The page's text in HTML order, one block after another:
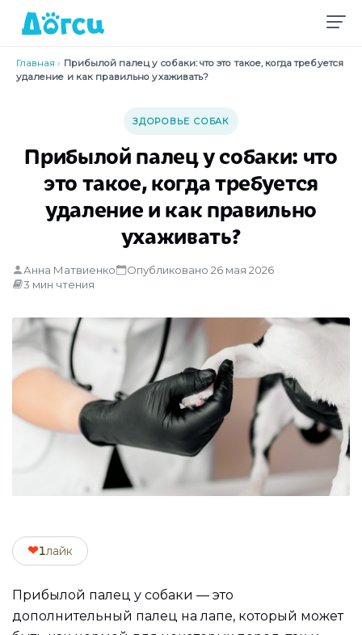
Главная › Прибылой палец у собаки: что это такое, когда требуется
удаление и как правильно ухаживать?
ЗДОРОВЬЕ СОБАК
Прибылой палец у собаки: что
это такое, когда требуется
удаление и как правильно
ухаживать?
Анна Матвиенко
Опубликовано 26 мая 2026
3 мин чтения
❤1лайк
Прибылой палец у собаки — это
дополнительный палец на лапе, который может